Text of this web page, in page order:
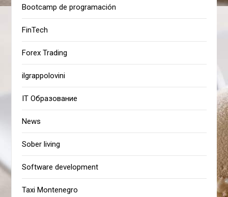
Bootcamp de programación
FinTech
Forex Trading
ilgrappolovini
IT Образование
News
Sober living
Software development
Taxi Montenegro